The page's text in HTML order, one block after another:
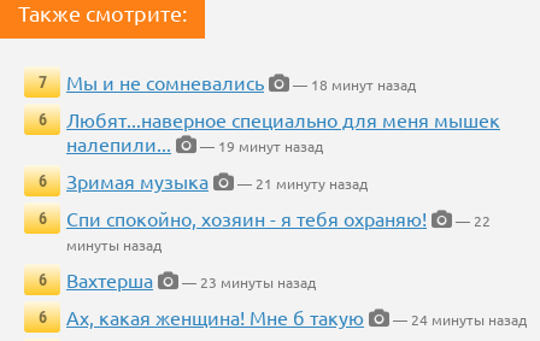
Также смотрите:
7 Мы и не сомневались
— 18 минут назад
6
Любят...наверное специально для меня мышек
налепили...
— 19 минут назад
6
Зримая музыка
— 21 минуту назад
6
Спи спокойно, хозяин - я тебя охраняю!
— 22
минуты назад
6
Вахтерша
— 23 минуты назад
6
Ах, какая женщина! Мне б такую
— 24 минуты назад